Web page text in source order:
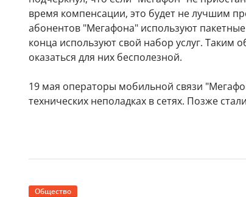
время компенсации, это будет не лучшим
абонентов "Мегафона" используют
конца используют свой набор услуг. Таким
оказаться для них бесполезной.
19 мая операторы мобильной связи
технических неполадках в сетях. Позже
Общество